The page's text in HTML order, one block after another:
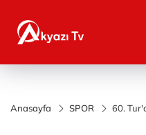
Anasayfa SPOR
60.